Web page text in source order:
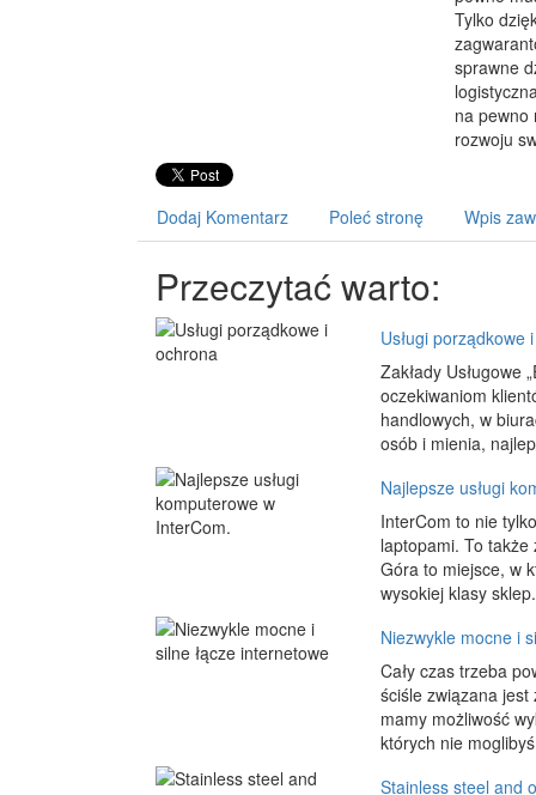
Tylko
sprawne
na pewno
rozwoju
Dodaj Komentarz Poleć stronę Wpis
Przeczytać warto:
Usługi porządkowe
Zakłady Usługowe
oczekiwaniom
handlowych, w
osób i mienia,
Najlepsze usługi
InterCom to nie
laptopami. To
Góra to miejsce, w
wysokiej klasy
Niezwykle mocne i
Cały czas trzeba
ściśle związana
mamy możliwość
których nie
Stainless steel and